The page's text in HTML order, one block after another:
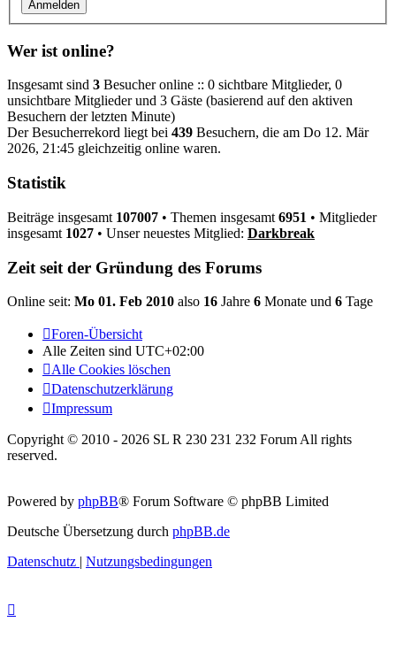
Wer ist online?
Insgesamt sind 3 Besucher online :: 0 sichtbare Mitglieder, 0
unsichtbare Mitglieder und 3 Gäste (basierend auf den aktiven
Besuchern der letzten Minute)
Der Besucherrekord liegt bei 439 Besuchern, die am Do 12. Mär
2026, 21:45 gleichzeitig online waren.
Statistik
Beiträge insgesamt 107007 • Themen insgesamt 6951 • Mitglieder
insgesamt 1027 • Unser neuestes Mitglied: Darkbreak
Zeit seit der Gründung des Forums
Online seit: Mo 01. Feb 2010 also 16 Jahre 6 Monate und 6 Tage
Foren-Übersicht
Alle Zeiten sind UTC+02:00
Alle Cookies löschen
Datenschutzerklärung
Impressum
Copyright © 2010 - 2026 SL R 230 231 232 Forum All rights
reserved.
Powered by phpBB® Forum Software © phpBB Limited
Deutsche Übersetzung durch phpBB.de
Datenschutz | Nutzungsbedingungen